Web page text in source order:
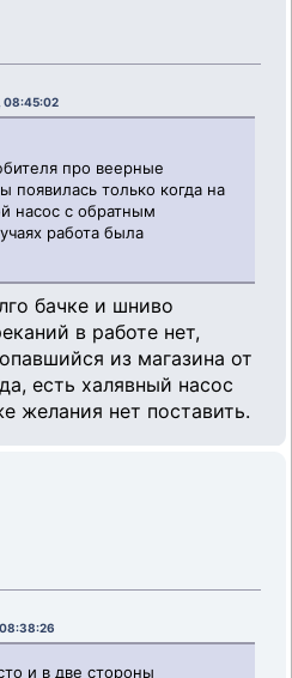
08:45:02
про веерные
появилась только когда на
насос с обратным
работа была
бачке и шниво
в работе нет,
из магазина от
есть халявный насос
желания нет поставить.
и в две стороны